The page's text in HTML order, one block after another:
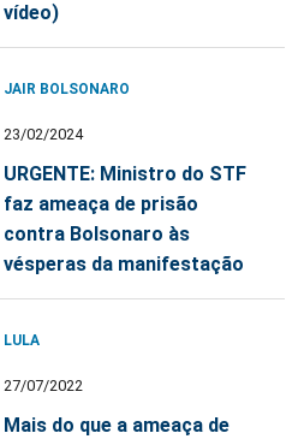
vídeo)
JAIR BOLSONARO
23/02/2024
URGENTE: Ministro do STF
faz ameaça de prisão
contra Bolsonaro às
vésperas da manifestação
LULA
27/07/2022
Mais do que a ameaça de